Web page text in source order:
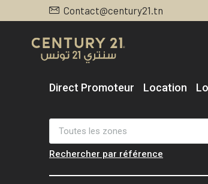
Contact@century21.tn
Direct Promoteur Location
Toutes les zones
Rechercher par référence